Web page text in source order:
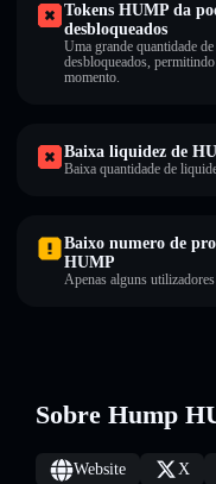
Tokens HUMP da
desbloqueados
Uma grande quantidade
desbloqueados,
momento.
Baixa liquidez de
Baixa quantidade de
Baixo numero de
HUMP
Apenas alguns
Sobre Hump
Website X